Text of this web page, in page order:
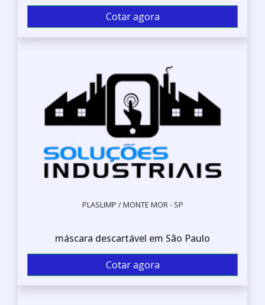
Cotar agora
PLASLIMP / MONTE MOR - SP
máscara descartável em São Paulo
Cotar agora